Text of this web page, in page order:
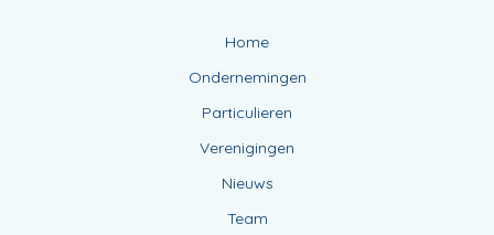
Home
Ondernemingen
Particulieren
Verenigingen
Nieuws
Team